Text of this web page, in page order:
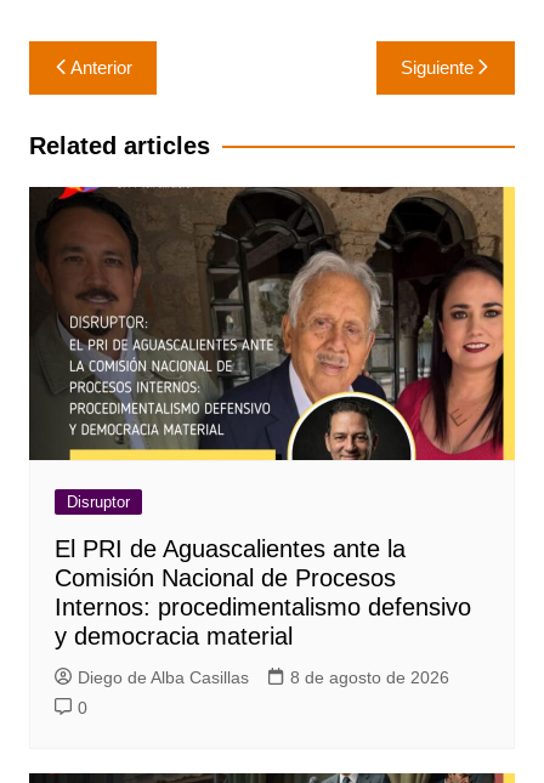
Navegación
de
entradas
Anterior Siguiente
Related articles
Disruptor
El PRI de Aguascalientes ante la
Comisión Nacional de Procesos
Internos: procedimentalismo defensivo
y democracia material
Diego de Alba Casillas
8 de agosto de 2026
0